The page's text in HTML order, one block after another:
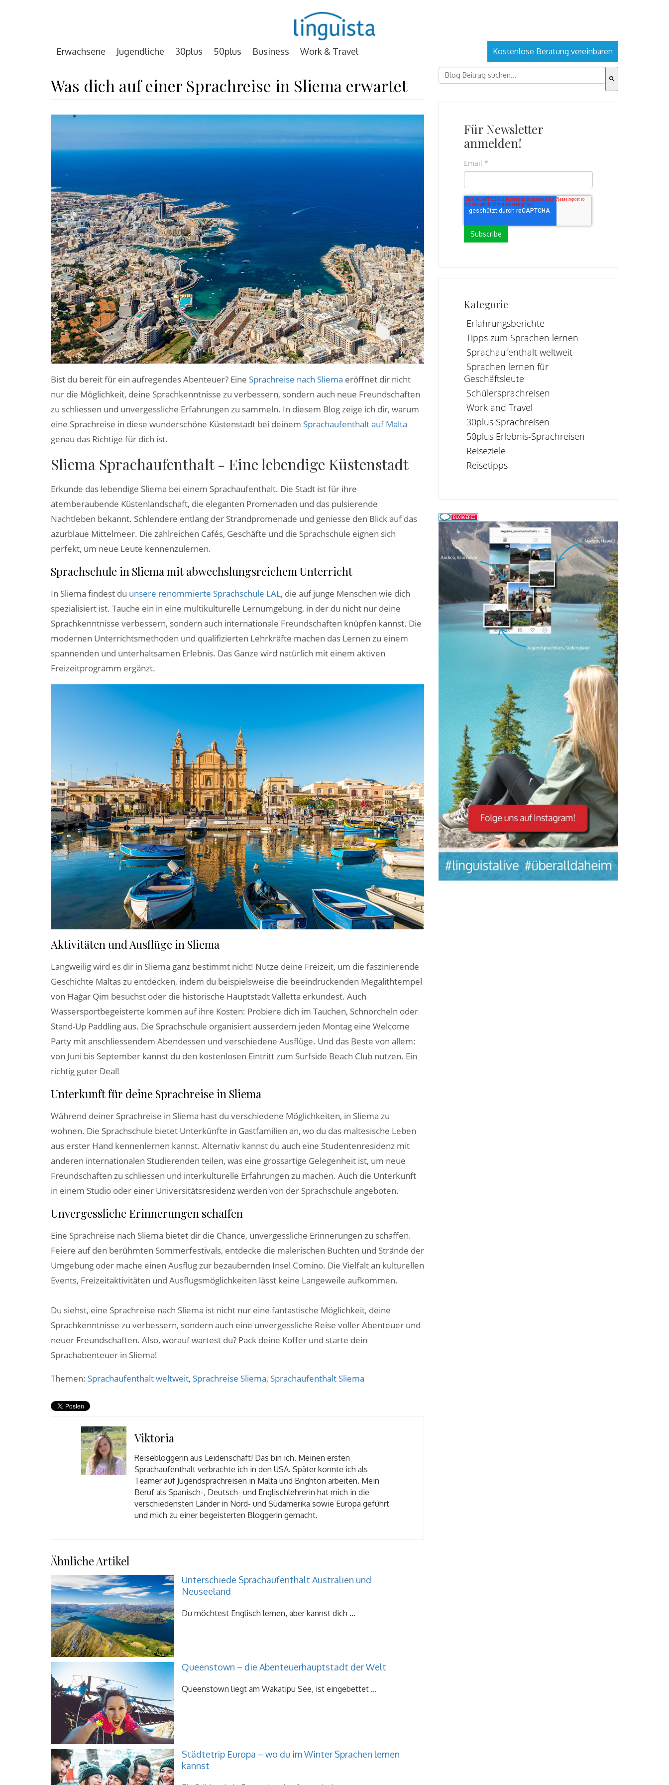
Erwachsene Jugendliche 30plus 50plus Business Work & Travel Kostenlose Beratung vereinbaren
Was dich auf einer Sprachreise in Sliema erwartet
Bist du bereit für ein aufregendes Abenteuer? Eine Sprachreise nach Sliema eröffnet dir nicht
nur die Möglichkeit, deine Sprachkenntnisse zu verbessern, sondern auch neue Freundschaften
zu schliessen und unvergessliche Erfahrungen zu sammeln. In diesem Blog zeige ich dir, warum
eine Sprachreise in diese wunderschöne Küstenstadt bei deinem Sprachaufenthalt auf Malta
genau das Richtige für dich ist.
Sliema Sprachaufenthalt - Eine lebendige Küstenstadt
Erkunde das lebendige Sliema bei einem Sprachaufenthalt. Die Stadt ist für ihre
atemberaubende Küstenlandschaft, die eleganten Promenaden und das pulsierende
Nachtleben bekannt. Schlendere entlang der Strandpromenade und geniesse den Blick auf das
azurblaue Mittelmeer. Die zahlreichen Cafés, Geschäfte und die Sprachschule eignen sich
perfekt, um neue Leute kennenzulernen.
Sprachschule in Sliema mit abwechslungsreichem Unterricht
In Sliema findest du unsere renommierte Sprachschule LAL, die auf junge Menschen wie dich
spezialisiert ist. Tauche ein in eine multikulturelle Lernumgebung, in der du nicht nur deine
Sprachkenntnisse verbessern, sondern auch internationale Freundschaften knüpfen kannst. Die
modernen Unterrichtsmethoden und qualifizierten Lehrkräfte machen das Lernen zu einem
spannenden und unterhaltsamen Erlebnis. Das Ganze wird natürlich mit einem aktiven
Freizeitprogramm ergänzt.
Aktivitäten und Ausflüge in Sliema
Langweilig wird es dir in Sliema ganz bestimmt nicht! Nutze deine Freizeit, um die faszinierende
Geschichte Maltas zu entdecken, indem du beispielsweise die beeindruckenden Megalithtempel
von Ħaġar Qim besuchst oder die historische Hauptstadt Valletta erkundest. Auch
Wassersportbegeisterte kommen auf ihre Kosten: Probiere dich im Tauchen, Schnorcheln oder
Stand-Up Paddling aus. Die Sprachschule organisiert ausserdem jeden Montag eine Welcome
Party mit anschliessendem Abendessen und verschiedene Ausflüge. Und das Beste von allem:
von Juni bis September kannst du den kostenlosen Eintritt zum Surfside Beach Club nutzen. Ein
richtig guter Deal!
Unterkunft für deine Sprachreise in Sliema
Während deiner Sprachreise in Sliema hast du verschiedene Möglichkeiten, in Sliema zu
wohnen. Die Sprachschule bietet Unterkünfte in Gastfamilien an, wo du das maltesische Leben
aus erster Hand kennenlernen kannst. Alternativ kannst du auch eine Studentenresidenz mit
anderen internationalen Studierenden teilen, was eine grossartige Gelegenheit ist, um neue
Freundschaften zu schliessen und interkulturelle Erfahrungen zu machen. Auch die Unterkunft
in einem Studio oder einer Universitätsresidenz werden von der Sprachschule angeboten.
Unvergessliche Erinnerungen schaffen
Eine Sprachreise nach Sliema bietet dir die Chance, unvergessliche Erinnerungen zu schaffen.
Feiere auf den berühmten Sommerfestivals, entdecke die malerischen Buchten und Strände der
Umgebung oder mache einen Ausflug zur bezaubernden Insel Comino. Die Vielfalt an kulturellen
Events, Freizeitaktivitäten und Ausflugsmöglichkeiten lässt keine Langeweile aufkommen.
Du siehst, eine Sprachreise nach Sliema ist nicht nur eine fantastische Möglichkeit, deine
Sprachkenntnisse zu verbessern, sondern auch eine unvergessliche Reise voller Abenteuer und
neuer Freundschaften. Also, worauf wartest du? Pack deine Koffer und starte dein
Sprachabenteuer in Sliema!
Themen: Sprachaufenthalt weltweit, Sprachreise Sliema, Sprachaufenthalt Sliema
Viktoria
Reisebloggerin aus Leidenschaft! Das bin ich. Meinen ersten
Sprachaufenthalt verbrachte ich in den USA. Später konnte ich als
Teamer auf Jugendsprachreisen in Malta und Brighton arbeiten. Mein
Beruf als Spanisch-, Deutsch- und Englischlehrerin hat mich in die
verschiedensten Länder in Nord- und Südamerika sowie Europa geführt
und mich zu einer begeisterten Bloggerin gemacht.
Ähnliche Artikel
Unterschiede Sprachaufenthalt Australien und
Neuseeland
Du möchtest Englisch lernen, aber kannst dich ...
Queenstown – die Abenteuerhauptstadt der Welt
Queenstown liegt am Wakatipu See, ist eingebettet ...
Städtetrip Europa – wo du im Winter Sprachen lernen
kannst
Dies ist ein Suchfeld mit einer automatischen
Für Newsletter
anmelden!
Email *
Kategorie
Erfahrungsberichte
Tipps zum Sprachen lernen
Sprachaufenthalt weltweit
Sprachen lernen für
Geschäftsleute
Schülersprachreisen
Work and Travel
30plus Sprachreisen
50plus Erlebnis-Sprachreisen
Reiseziele
Reisetipps